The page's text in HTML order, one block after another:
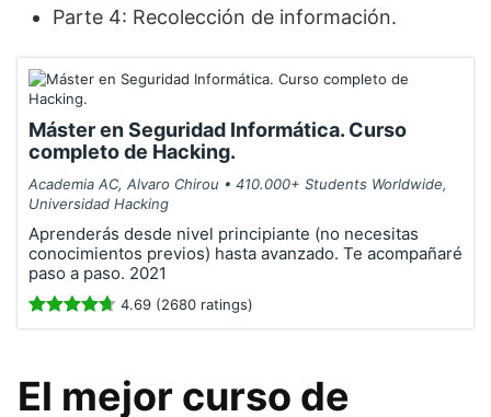
Parte 4: Recolección de información.
Máster en Seguridad Informática. Curso
completo de Hacking.
Academia AC, Alvaro Chirou • 410.000+ Students Worldwide,
Universidad Hacking
Aprenderás desde nivel principiante (no necesitas
conocimientos previos) hasta avanzado. Te acompañaré
paso a paso. 2021
4.69 (2680 ratings)
El mejor curso de